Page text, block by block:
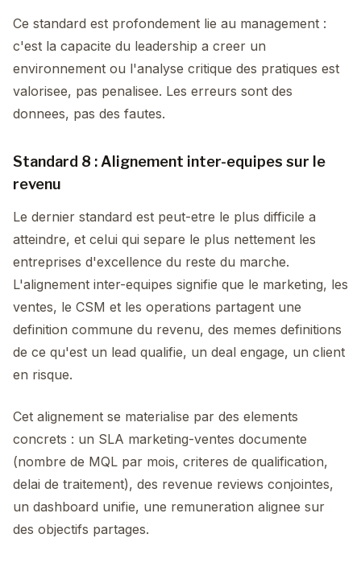
Ce standard est profondement lie au management :
c'est la capacite du leadership a creer un
environnement ou l'analyse critique des pratiques est
valorisee, pas penalisee. Les erreurs sont des
donnees, pas des fautes.
Standard 8 : Alignement inter-equipes sur le
revenu
Le dernier standard est peut-etre le plus difficile a
atteindre, et celui qui separe le plus nettement les
entreprises d'excellence du reste du marche.
L'alignement inter-equipes signifie que le marketing, les
ventes, le CSM et les operations partagent une
definition commune du revenu, des memes definitions
de ce qu'est un lead qualifie, un deal engage, un client
en risque.
Cet alignement se materialise par des elements
concrets : un SLA marketing-ventes documente
(nombre de MQL par mois, criteres de qualification,
delai de traitement), des revenue reviews conjointes,
un dashboard unifie, une remuneration alignee sur
des objectifs partages.